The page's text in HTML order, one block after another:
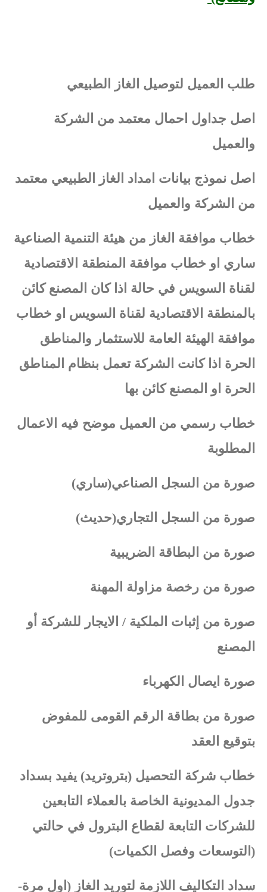
طلب العميل لتوصيل الغاز الطبيعي
اصل جداول احمال معتمد من الشركة
والعميل
اصل نموذج بيانات امداد الغاز الطبيعي معتمد
من الشركة والعميل
خطاب موافقة الغاز من هيئة التنمية الصناعية
ساري او خطاب موافقة المنطقة الاقتصادية
لقناة السويس في حالة اذا كان المصنع كائن
بالمنطقة الاقتصادية لقناة السويس او خطاب
موافقة الهيئة العامة للاستثمار والمناطق
الحرة اذا كانت الشركة تعمل بنظام المناطق
الحرة او المصنع كائن بها
خطاب رسمي من العميل موضح فيه الاعمال
المطلوبة
صورة من السجل الصناعي(ساري)
صورة من السجل التجاري(حديث)
صورة من البطاقة الضريبية
صورة من رخصة مزاولة المهنة
صورة من إثبات الملكية / الايجار للشركة أو
المصنع
صورة ايصال الكهرباء
صورة من بطاقة الرقم القومى للمفوض
بتوقيع العقد
خطاب شركة التحصيل (بتروتريد) يفيد بسداد
جدول المديونية الخاصة بالعملاء التابعين
للشركات التابعة لقطاع البترول في حالتي
(التوسعات وفصل الكميات)
سداد التكاليف اللازمة لتوريد الغاز (اول مرة-